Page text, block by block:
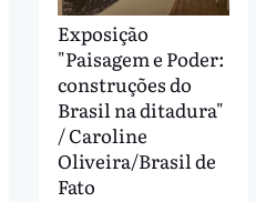
Exposição
"Paisagem e Poder:
construções do
Brasil na ditadura"
/ Caroline
Oliveira/Brasil de
Fato